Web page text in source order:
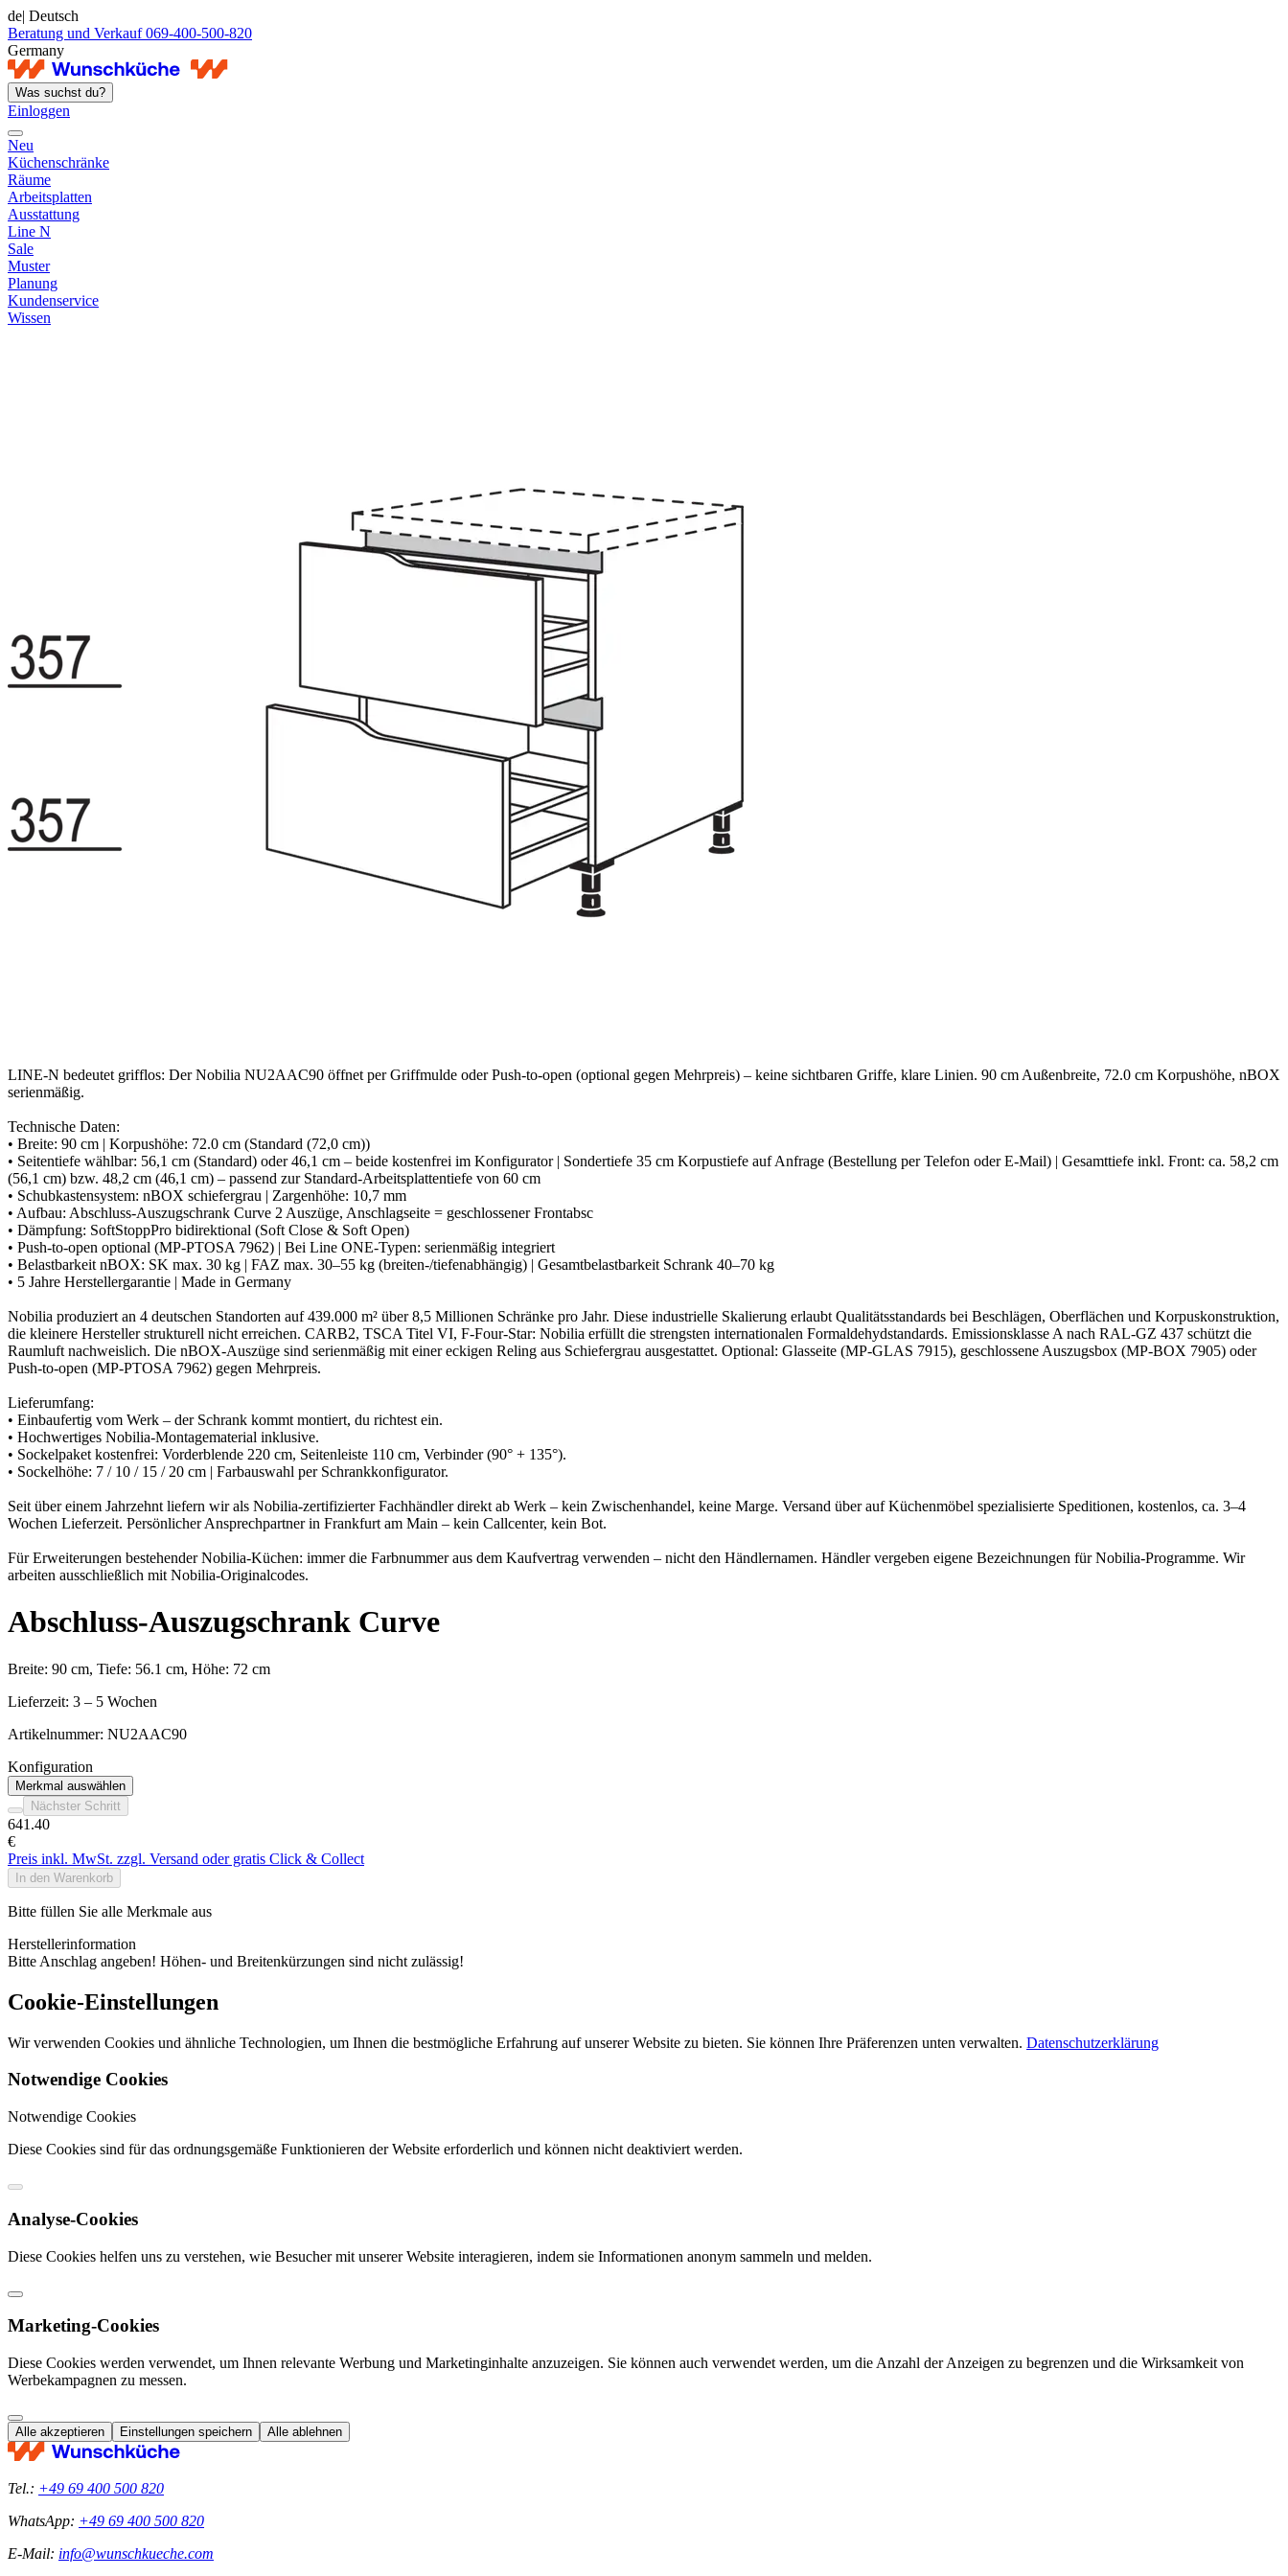
de| Deutsch
Beratung und Verkauf 069-400-500-820
Germany
Was suchst du?
Einloggen
Neu
Küchenschränke
Räume
Arbeitsplatten
Ausstattung
Line N
Sale
Muster
Planung
Kundenservice
Wissen
LINE-N bedeutet grifflos: Der Nobilia NU2AAC90 öffnet per Griffmulde oder Push-to-open (optional gegen Mehrpreis) – keine sichtbaren Griffe, klare Linien. 90 cm Außenbreite, 72.0 cm Korpushöhe, nBOX
serienmäßig.
Technische Daten:
• Breite: 90 cm | Korpushöhe: 72.0 cm (Standard (72,0 cm))
• Seitentiefe wählbar: 56,1 cm (Standard) oder 46,1 cm – beide kostenfrei im Konfigurator | Sondertiefe 35 cm Korpustiefe auf Anfrage (Bestellung per Telefon oder E-Mail) | Gesamttiefe inkl. Front: ca. 58,2 cm
(56,1 cm) bzw. 48,2 cm (46,1 cm) – passend zur Standard-Arbeitsplattentiefe von 60 cm
• Schubkastensystem: nBOX schiefergrau | Zargenhöhe: 10,7 mm
• Aufbau: Abschluss-Auszugschrank Curve 2 Auszüge, Anschlagseite = geschlossener Frontabsc
• Dämpfung: SoftStoppPro bidirektional (Soft Close & Soft Open)
• Push-to-open optional (MP-PTOSA 7962) | Bei Line ONE-Typen: serienmäßig integriert
• Belastbarkeit nBOX: SK max. 30 kg | FAZ max. 30–55 kg (breiten-/tiefenabhängig) | Gesamtbelastbarkeit Schrank 40–70 kg
• 5 Jahre Herstellergarantie | Made in Germany
Nobilia produziert an 4 deutschen Standorten auf 439.000 m² über 8,5 Millionen Schränke pro Jahr. Diese industrielle Skalierung erlaubt Qualitätsstandards bei Beschlägen, Oberflächen und Korpuskonstruktion,
die kleinere Hersteller strukturell nicht erreichen. CARB2, TSCA Titel VI, F-Four-Star: Nobilia erfüllt die strengsten internationalen Formaldehydstandards. Emissionsklasse A nach RAL-GZ 437 schützt die
Raumluft nachweislich. Die nBOX-Auszüge sind serienmäßig mit einer eckigen Reling aus Schiefergrau ausgestattet. Optional: Glasseite (MP-GLAS 7915), geschlossene Auszugsbox (MP-BOX 7905) oder
Push-to-open (MP-PTOSA 7962) gegen Mehrpreis.
Lieferumfang:
• Einbaufertig vom Werk – der Schrank kommt montiert, du richtest ein.
• Hochwertiges Nobilia-Montagematerial inklusive.
• Sockelpaket kostenfrei: Vorderblende 220 cm, Seitenleiste 110 cm, Verbinder (90° + 135°).
• Sockelhöhe: 7 / 10 / 15 / 20 cm | Farbauswahl per Schrankkonfigurator.
Seit über einem Jahrzehnt liefern wir als Nobilia-zertifizierter Fachhändler direkt ab Werk – kein Zwischenhandel, keine Marge. Versand über auf Küchenmöbel spezialisierte Speditionen, kostenlos, ca. 3–4
Wochen Lieferzeit. Persönlicher Ansprechpartner in Frankfurt am Main – kein Callcenter, kein Bot.
Für Erweiterungen bestehender Nobilia-Küchen: immer die Farbnummer aus dem Kaufvertrag verwenden – nicht den Händlernamen. Händler vergeben eigene Bezeichnungen für Nobilia-Programme. Wir
arbeiten ausschließlich mit Nobilia-Originalcodes.
Abschluss-Auszugschrank Curve
Breite: 90 cm, Tiefe: 56.1 cm, Höhe: 72 cm
Lieferzeit: 3 – 5 Wochen
Artikelnummer: NU2AAC90
Konfiguration
Merkmal auswählen
Nächster Schritt
641 .40
€
Preis inkl. MwSt. zzgl. Versand oder gratis Click & Collect
In den Warenkorb
Bitte füllen Sie alle Merkmale aus
Herstellerinformation
Bitte Anschlag angeben! Höhen- und Breitenkürzungen sind nicht zulässig!
Cookie-Einstellungen
Wir verwenden Cookies und ähnliche Technologien, um Ihnen die bestmögliche Erfahrung auf unserer Website zu bieten. Sie können Ihre Präferenzen unten verwalten. Datenschutzerklärung
Notwendige Cookies
Notwendige Cookies
Diese Cookies sind für das ordnungsgemäße Funktionieren der Website erforderlich und können nicht deaktiviert werden.
Analyse-Cookies
Diese Cookies helfen uns zu verstehen, wie Besucher mit unserer Website interagieren, indem sie Informationen anonym sammeln und melden.
Marketing-Cookies
Diese Cookies werden verwendet, um Ihnen relevante Werbung und Marketinginhalte anzuzeigen. Sie können auch verwendet werden, um die Anzahl der Anzeigen zu begrenzen und die Wirksamkeit von
Werbekampagnen zu messen.
Alle akzeptieren Einstellungen speichern Alle ablehnen
Tel.: +49 69 400 500 820
WhatsApp: +49 69 400 500 820
E-Mail: info@wunschkueche.com